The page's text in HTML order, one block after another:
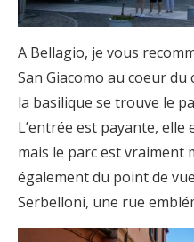
A Bellagio, je vous
San Giacomo au coeur du
la basilique se trouve le
L’entrée est payante,
mais le parc est vraiment
également du point de
Serbelloni, une rue